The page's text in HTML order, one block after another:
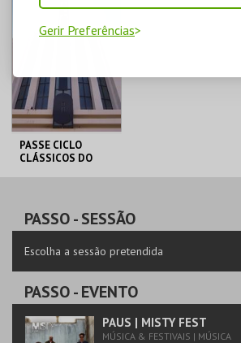
Gerir Preferências
AQUISIÇÃO
COMPRAR
AQUISIÇÃO
PASSE CICLO
CLÁSSICOS DO
AQUISIÇÃO
MAIS INFO
COMPRAR
PASSO- SESSÃO
Escolha a sessão pretendida
PASSO- EVENTO
PAUS | MISTY FEST
MÚSICA & FESTIVAIS | MÚSICA